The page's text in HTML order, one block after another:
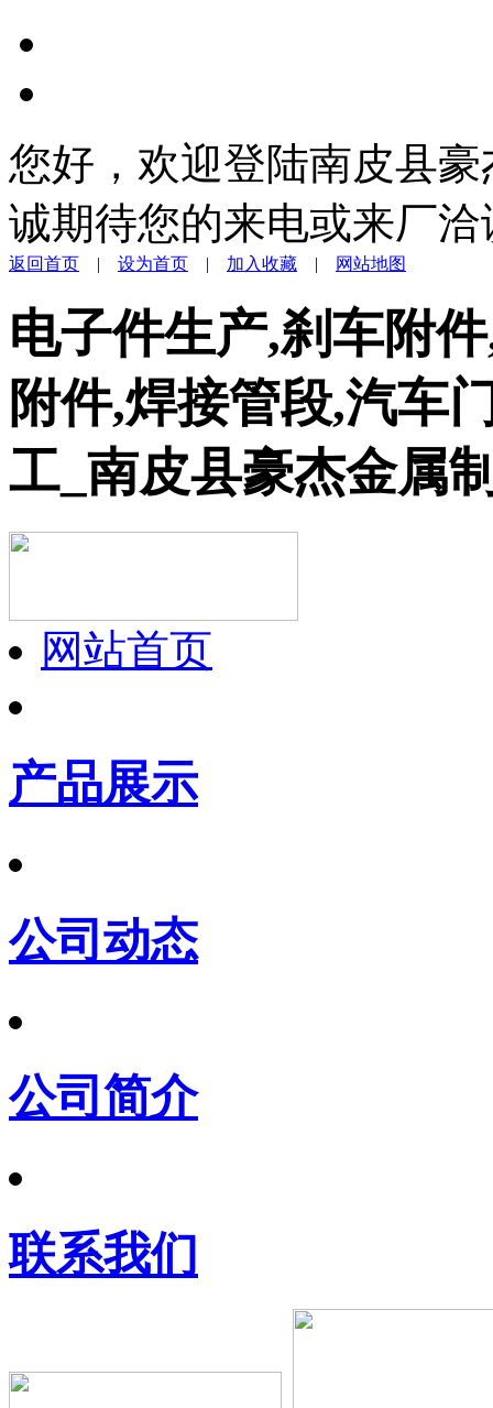
您好，欢迎登陆南皮县
诚期待您的来电或来厂洽
返回首页 | 设为首页 | 加入收藏 | 网站地图
电子件生产,刹车附
附件,焊接管段,汽车
工_南皮县豪杰金属
网站首页
产品展示
公司动态
公司简介
联系我们